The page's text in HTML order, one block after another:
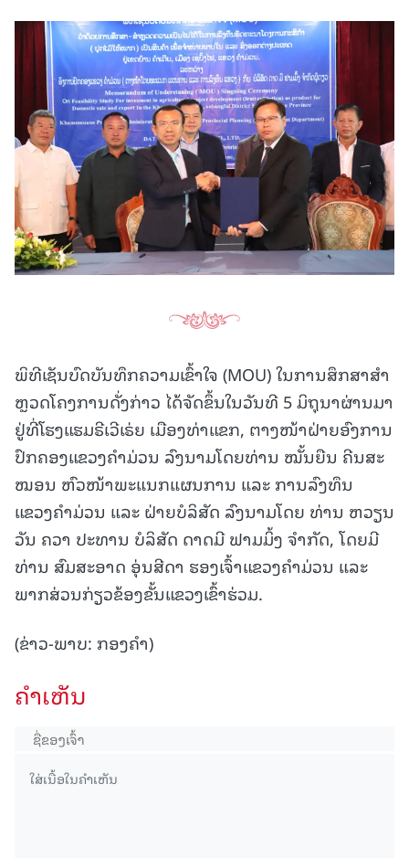
ພິທີເຊັນບົດບັນທຶກຄວາມເຂົ້າໃຈ (MOU) ໃນການສຶກສາສໍາ
ຫຼວດໂຄງການດັ່ງກ່າວ ໄດ້ຈັດຂຶ້ນໃນວັນທີ 5 ມິຖຸນາຜ່ານມາ
ຢູ່ທີ່ໂຮງແຮມຣີເວີເຣ່ຍ ເມືອງທ່າແຂກ, ຕາງໜ້າຝ່າຍອົງການ
ປົກຄອງແຂວງຄໍາມ່ວນ ລົງນາມໂດຍທ່ານ ໝັ້ນຍືນ ຄີນສະ
ໝອນ ຫົວໜ້າພະແນກແຜນການ ແລະ ການລົງທຶນ
ແຂວງຄໍາມ່ວນ ແລະ ຝ່າຍບໍລິສັດ ລົງນາມໂດຍ ທ່ານ ຫວຽນ
ວັນ ຄວາ ປະທານ ບໍລິສັດ ດາດມີ ຟາມມິ້ງ ຈໍາກັດ, ໂດຍມີ
ທ່ານ ສົມສະອາດ ອຸ່ນສີດາ ຮອງເຈົ້າແຂວງຄໍາມ່ວນ ແລະ
ພາກສ່ວນກ່ຽວຂ້ອງຂັ້ນແຂວງເຂົ້າຮ່ວມ.
(ຂ່າວ-ພາບ: ກອງຄໍາ)
ຄໍາເຫັນ